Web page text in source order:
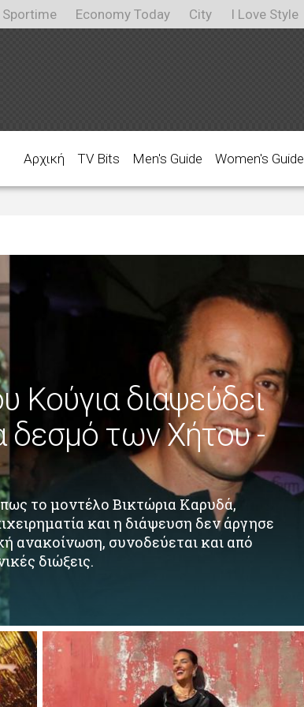
Sportime Economy Today City I Love Style
Αρχική TV Bits Men's Guide Women's Guide
Κούγια διαψεύδει
δεσμό των Χήτου -
το μοντέλο Βικτώρια Καρυδά,
και η διάψευση δεν άργησε
ανακοίνωση, συνοδεύεται και από
διώξεις.